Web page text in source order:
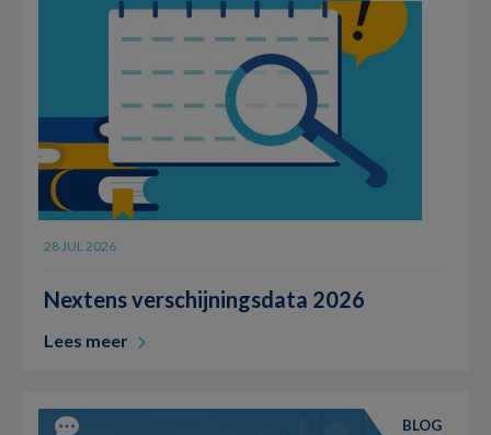
28 JUL 2026
Nextens verschijningsdata 2026
Lees meer
BLOG